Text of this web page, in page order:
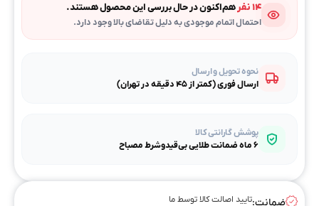
۱۴ نفر هم‌اکنون در حال بررسی این محصول هستند.
احتمال اتمام موجودی به دلیل تقاضای بالا وجود دارد.
نحوه تحویل و ارسال
ارسال فوری (کمتر از ۴۵ دقیقه در تهران)
پوشش گارانتی کالا
۶ ماه ضمانت طلایی بی‌قیدوشرط مصباح
ضمانت:تایید اصالت کالا توسط ما